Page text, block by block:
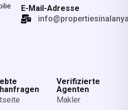
E-Mail-Adresse
Verifizierte
Agenten
Makler